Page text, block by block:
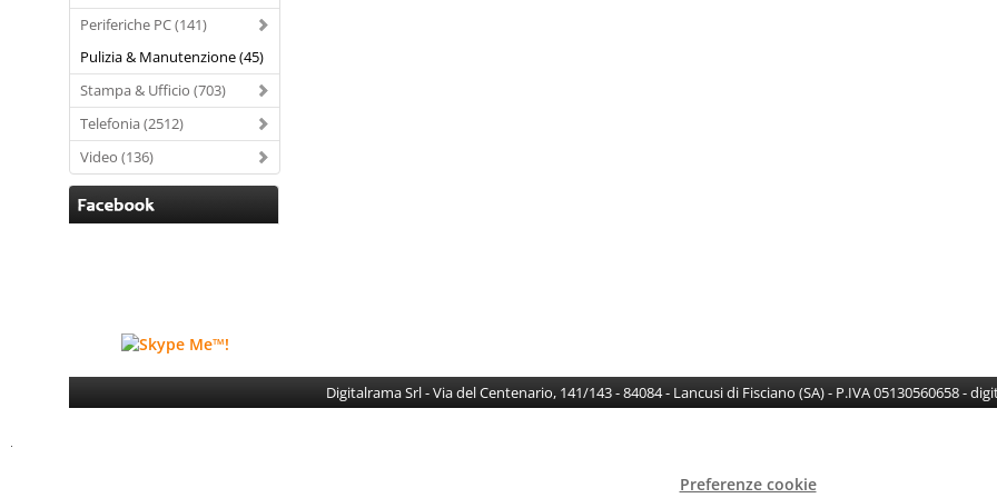
Periferiche PC (141)
Pulizia & Manutenzione (45)
Stampa & Ufficio (703)
Telefonia (2512)
Video (136)
Digitalrama Srl - Via del Centenario, 141/143 - 84084 - Lancusi di Fisciano (SA) - P.IVA 05130560658 -
Preferenze cookie